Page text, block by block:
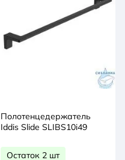
Полотенцедержатель
Iddis Slide SLIBS10i49
Остаток 2 шт